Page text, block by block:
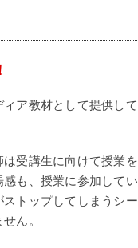
ア教材として提供して
受講生に向けて授業を
も、授業に参加してい
トップしてしまうシー
ん。